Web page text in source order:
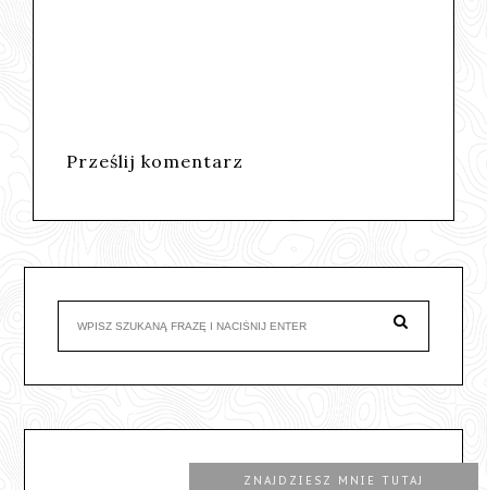
Prześlij komentarz
ZNAJDZIESZ MNIE TUTAJ